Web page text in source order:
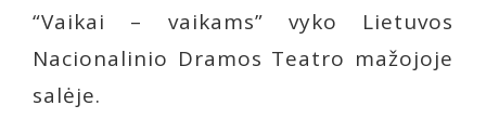
“Vaikai – vaikams” vyko Lietuvos
Nacionalinio Dramos Teatro mažojoje
salėje.